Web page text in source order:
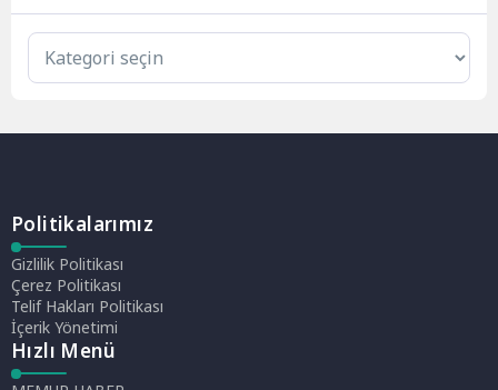
Politikalarımız
Gizlilik Politikası
Çerez Politikası
Telif Hakları Politikası
İçerik Yönetimi
Hızlı Menü